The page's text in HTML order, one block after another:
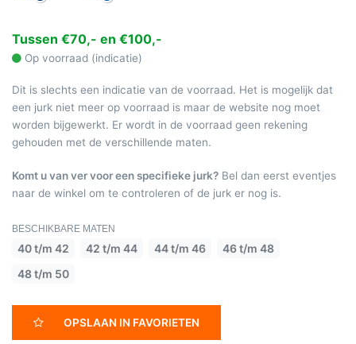
Tussen €70,- en €100,-
Op voorraad (indicatie)
Dit is slechts een indicatie van de voorraad. Het is mogelijk dat
een jurk niet meer op voorraad is maar de website nog moet
worden bijgewerkt. Er wordt in de voorraad geen rekening
gehouden met de verschillende maten.
Komt u van ver voor een specifieke jurk? Bel dan eerst eventjes
naar de winkel om te controleren of de jurk er nog is.
BESCHIKBARE MATEN
40 t/m 42 42 t/m 44 44 t/m 46
46 t/m 48
48 t/m 50
OPSLAAN IN FAVORIETEN